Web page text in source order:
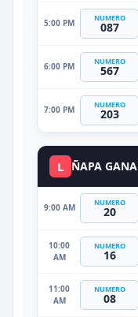
5:00 PM NUMERO
087
6:00 PM NUMERO
567
7:00 PM NUMERO
203
L ÑAPA GANA
9:00 AM NUMERO
20
10:00
AM
NUMERO
16
11:00
AM
NUMERO
08